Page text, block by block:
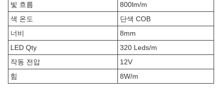
빛 흐름
800lm/m
색 온도
단색 COB
너비
8mm
LED Qty
320 Leds/m
작동 전압
12V
힘
8W/m